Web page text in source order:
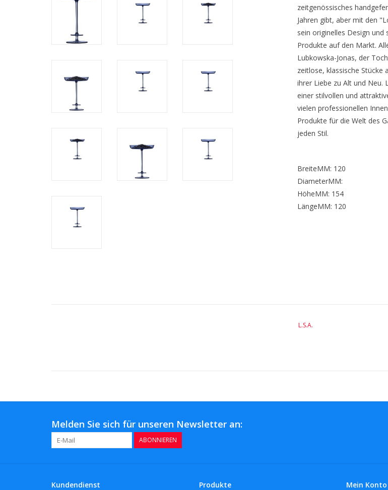
zeitgenössisches
Jahren gibt, aber mit den
sein originelles Design
Produkte auf den Markt.
Lubkowska-Jonas, der
zeitlose, klassische
ihrer Liebe zu Alt und Neu.
einer stilvollen und
vielen professionellen
Produkte für die Welt des
jeden Stil.
BreiteMM: 120
DiameterMM:
HöheMM: 154
LängeMM: 120
L.S.A.
Melden Sie sich für unseren Newsletter an:
ABONNIEREN
Kundendienst Produkte Mein Konto